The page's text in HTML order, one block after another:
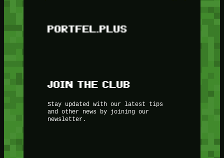
PORTFEL.PLUS
JOIN THE CLUB
Stay updated with our latest tips
and other news by joining our
newsletter.